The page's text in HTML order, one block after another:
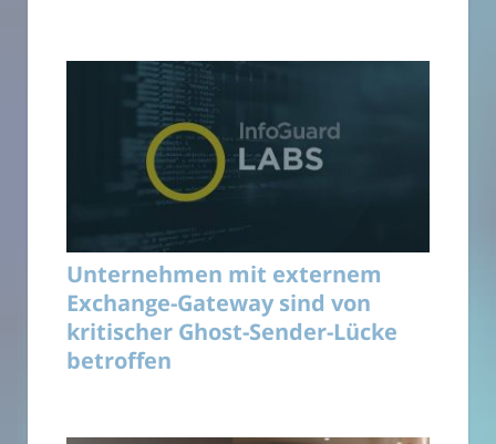
Unternehmen mit externem
Exchange-Gateway sind von
kritischer Ghost-Sender-Lücke
betroffen